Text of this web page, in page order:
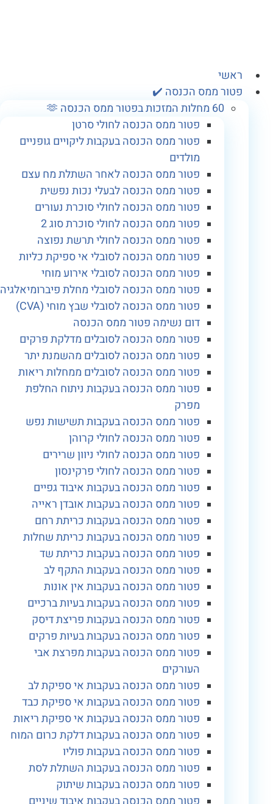
ממס הכנסה ✔️
פטור ממס הכנסה לחולי סרטן
פטור ממס הכנסה בעקבות ליקויים גופניים
פטור ממס הכנסה לאחר השתלת מח עצם
פטור ממס הכנסה לבעלי נכות נפשית
פטור ממס הכנסה לחולי סוכרת נעורים
פטור ממס הכנסה לחולי סוכרת סוג 2
פטור ממס הכנסה לחולי תרשת נפוצה
פטור ממס הכנסה לסובלי אי ספיקת כליות
פטור ממס הכנסה לסובלי אירוע מוחי
פטור ממס הכנסה לסובלי מחלת פיברומיאלגיה
פטור ממס הכנסה לסובלי שבץ מוחי (CVA)
דום נשימה פטור ממס הכנסה
פטור ממס הכנסה לסובלים מדלקת פרקים
פטור ממס הכנסה לסובלים מהשמנת יתר
פטור ממס הכנסה לסובלים ממחלות ריאות
פטור ממס הכנסה בעקבות ניתוח החלפת
פטור ממס הכנסה בעקבות תשישות נפש
פטור ממס הכנסה לחולי קרוהן
פטור ממס הכנסה לחולי ניוון שרירים
פטור ממס הכנסה לחולי פרקינסון
פטור ממס הכנסה בעקבות איבוד גפיים
פטור ממס הכנסה בעקבות אובדן ראייה
פטור ממס הכנסה בעקבות כריתת רחם
פטור ממס הכנסה בעקבות כריתת שחלות
פטור ממס הכנסה בעקבות כריתת שד
פטור ממס הכנסה בעקבות התקף לב
פטור ממס הכנסה בעקבות אין אונות
פטור ממס הכנסה בעקבות בעיות ברכיים
פטור ממס הכנסה בעקבות פריצת דיסק
פטור ממס הכנסה בעקבות בעיות פרקים
פטור ממס הכנסה בעקבות מפרצת אבי
העורקים
פטור ממס הכנסה בעקבות אי ספיקת לב
פטור ממס הכנסה בעקבות אי ספיקת כבד
פטור ממס הכנסה בעקבות אי ספיקת ריאות
פטור ממס הכנסה בעקבות דלקת כרום המוח
פטור ממס הכנסה בעקבות פוליו
פטור ממס הכנסה בעקבות השתלת לסת
פטור ממס הכנסה בעקבות שיתוק